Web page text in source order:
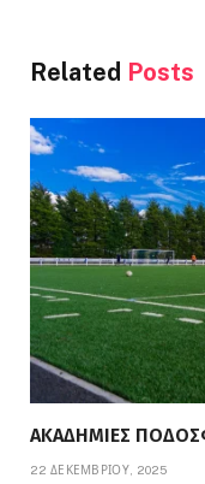
Related Posts
ΑΚΑΔΗΜΙΕΣ
22 ΔΕΚΕΜΒΡΊΟΥ, 2025